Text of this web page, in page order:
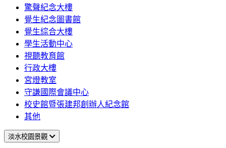
驚聲紀念大樓
覺生紀念圖書館
覺生綜合大樓
學生活動中心
視聽教育館
行政大樓
宮燈教室
守謙國際會議中心
校史館暨張建邦創辦人紀念館
其他
淡水校園景觀